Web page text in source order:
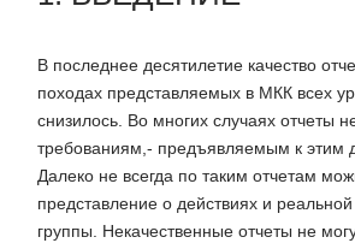
В последнее десятилетие качество
походах представляемых в МКК всех
снизилось. Во многих случаях отчеты
требованиям,- предъявляемым к этим
Далеко не всегда по таким отчетам
представление о действиях и
группы. Некачественные отчеты не